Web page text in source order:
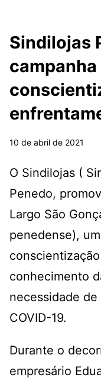
Sindilojas
campanha
10 de abril de 2021
O Sindilojas (
Penedo,
Largo São
penedense),
conhecimento
necessidade
COVID-19.
Durante o
empresário